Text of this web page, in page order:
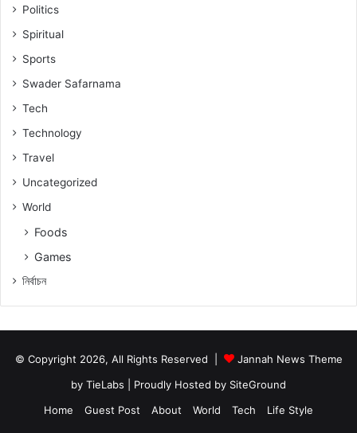
Politics
Spiritual
Sports
Swader Safarnama
Tech
Technology
Travel
Uncategorized
World
Foods
Games
নিৰ্বাচন
© Copyright 2026, All Rights Reserved |
Jannah News Theme
by TieLabs | Proudly Hosted by SiteGround
Home
Guest Post About World Tech Life Style